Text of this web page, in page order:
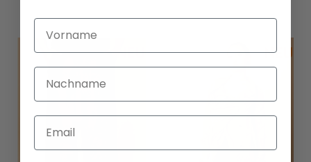
Vorname
Nachname
Email